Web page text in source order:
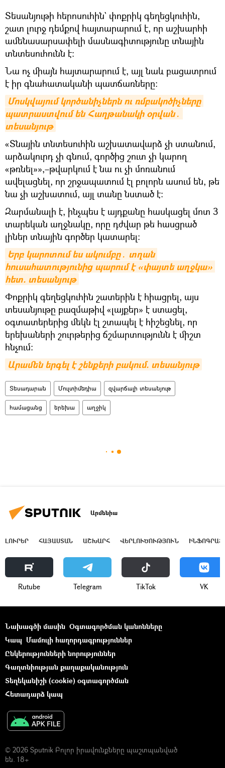
Տեսանյութի հերոսուհին` փոքրիկ գեղեցկուհին,
շատ լուրջ դեմքով հայտարարում է, որ աշխարհի
ամենասարսափելի մասնագիտությունը տնային
տնտեսուհունն է։
Նա ոչ միայն հայտարարում է, այլ նաև բացատրում
է իր գնահատականի պատճառները։
Մոսկվայում կործանիչներն ու ռմբակոծիչները
պատրաստվում են Հաղթանակի օրվան․
տեսանյութ
«Տնային տնտեսուհին աշխատավարձ չի ստանում,
արձակուրդ չի գնում, գործից շուտ չի կարող
«թռնել»»,–թվարկում է նա ու չի մոռանում
ավելացնել, որ շրջապատում էլ բոլորն ասում են, թե
նա չի աշխատում, այլ տանը նստած է։
Զարմանալի է, ինչպես է այդքանը հասկացել մոտ 3
տարեկան աղջնակը, որը դժվար թե հասցրած
լիներ տնային գործեր կատարել։
Երբ կարոտում ես ակումբը․ տղան
հուսահատությունից պարում է «փայտե աղջկա»
հետ. տեսանյութ
Փոքրիկ գեղեցկուհին շատերին է հիացրել, այս
տեսանյութը բազմաթիվ «լայքեր» է ստացել,
օգտատերերից մեկն էլ շտապել է հիշեցնել, որ
երեխաների շուրթերից ճշմարտությունն է միշտ
հնչում։
Արամեն երգել է շենքերի բակում. տեսանյութ
Տեսադարան Մուլտիմեդիա զվարճալի տեսանյութ
համացանց երեխա աղջիկ
Արմենիա
ԼՈՒՐԵՐ ՀԱՅԱՍՏԱՆ ԱՇԽԱՐՀ ՎԵՐԼՈՒԾՈՒԹՅՈՒՆ
Rutube Telegram ТikТоk VK
Նախագծի մասին Օգտագործման կանոնները
Կապ Մամուլի հաղորդագրություններ
Ընկերությունների նորություններ
Գաղտնիության քաղաքականություն
Տեղեկանիշի (cookie) օգտագործման
Հետադարձ կապ
© 2026 Sputnik Բոլոր իրավունքները պաշտպանված
են. 18+